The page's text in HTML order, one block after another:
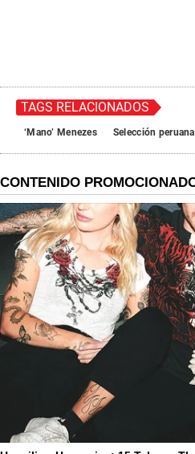
TAGS RELACIONADOS
‘Mano’ Menezes Selección peruana